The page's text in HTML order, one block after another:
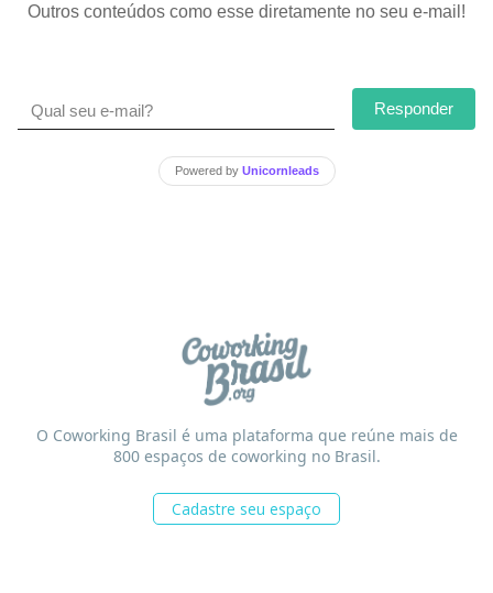
Outros conteúdos como esse diretamente no seu e-mail!
Responder
Powered by Unicornleads
O Coworking Brasil é uma plataforma que reúne mais de
800 espaços de coworking no Brasil.
Cadastre seu espaço